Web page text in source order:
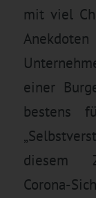
mit viel
einer
bestens
diesem
Corona-